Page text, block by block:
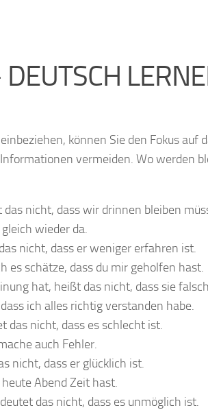
können Sie den Fokus auf
vermeiden. Wo werden
nicht, dass wir drinnen bleiben
wieder da.
nicht, dass er weniger erfahren ist.
es schätze, dass du mir geholfen hast.
hat, heißt das nicht, dass sie
ich alles richtig verstanden habe.
das nicht, dass es schlecht ist.
auch Fehler.
nicht, dass er glücklich ist.
Abend Zeit hast.
das nicht, dass es unmöglich ist.